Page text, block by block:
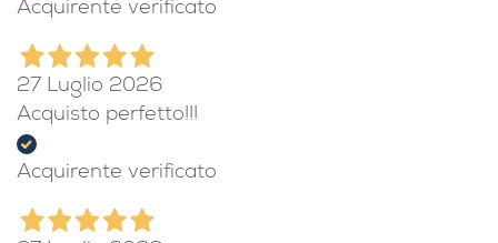
Disponibilissimi con consigli e assistenza
Acquirente verificato
27 Luglio 2026